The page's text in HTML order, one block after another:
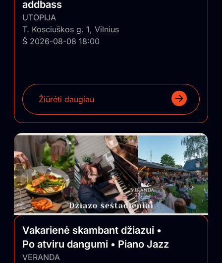
addbass
UTOPIJA
T. Kosciuškos g. 1, Vilnius
Š 2026-08-08 18:00
Žiūrėti daugiau
Vakarienė skambant džiazui •
Po atviru dangumi • Piano Jazz
VERANDA